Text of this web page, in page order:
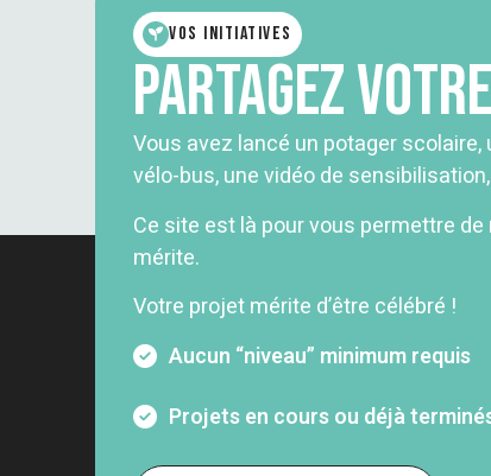
Vos initiatives
Partagez
Vous avez lancé un potager
vélo-bus, une vidéo de
Ce site est là pour vous permettre
mérite.
Votre projet mérite d’être célébré !
Aucun “niveau” minimum requis
Projets en cours ou déjà